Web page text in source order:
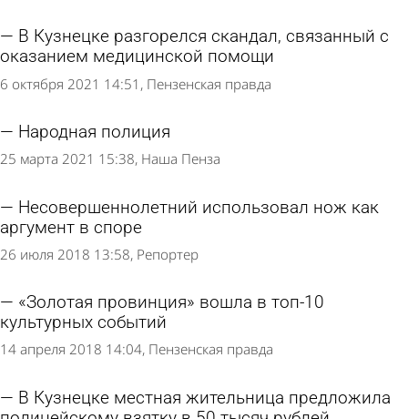
В Кузнецке разгорелся скандал, связанный с
оказанием медицинской помощи
6 октября 2021 14:51 Пензенская правда
Народная полиция
25 марта 2021 15:38 Наша Пенза
Несовершеннолетний использовал нож как
аргумент в споре
26 июля 2018 13:58 Репортер
«Золотая провинция» вошла в топ-10
культурных событий
14 апреля 2018 14:04 Пензенская правда
В Кузнецке местная жительница предложила